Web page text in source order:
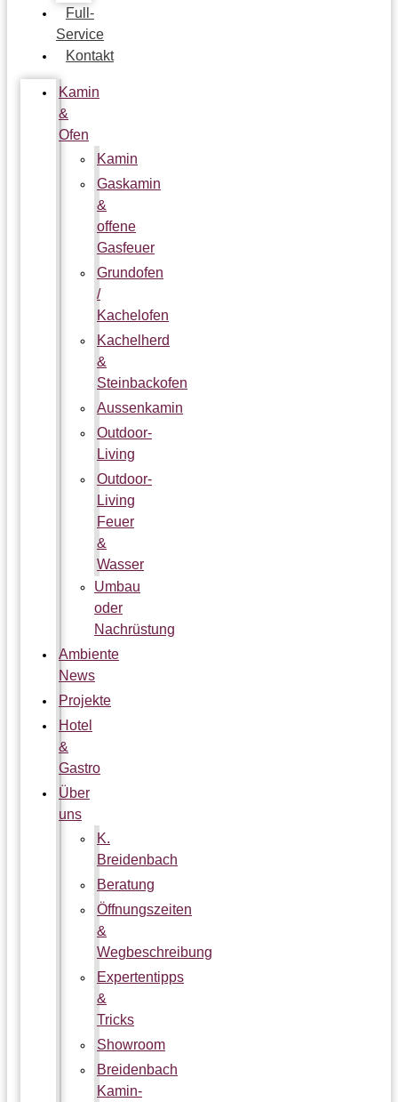
Full-
Service
Kontakt
Kamin
&
Ofen
Kamin
Gaskamin
&
offene
Gasfeuer
Grundofen
/
Kachelofen
Kachelherd
&
Steinbackofen
Aussenkamin
Outdoor-
Living
Outdoor-
Living
Feuer
&
Wasser
Umbau
oder
Nachrüstung
Ambiente
News
Projekte
Hotel
&
Gastro
Über
uns
K.
Breidenbach
Beratung
Öffnungszeiten
&
Wegbeschreibung
Expertentipps
&
Tricks
Showroom
Breidenbach
Kamin-